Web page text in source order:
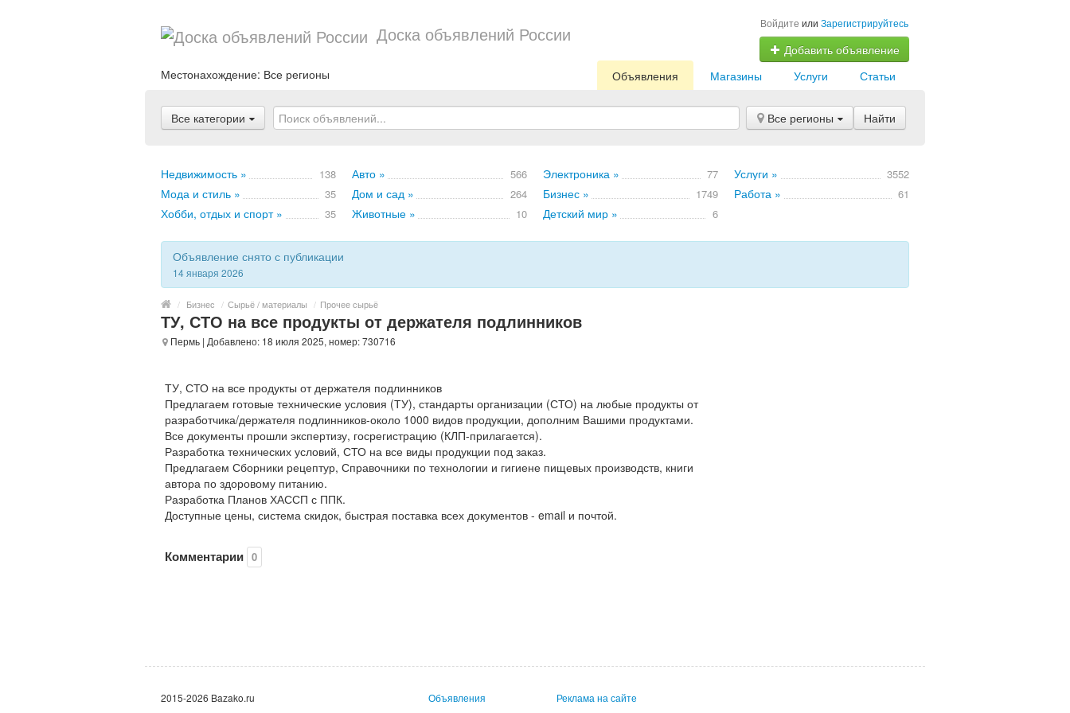
Доска объявлений России Войдите или Зарегистрируйтесь
Добавить объявление
Местонахождение: Все регионы Статьи
Услуги
Магазины
Объявления
Все категории Все регионы Найти
Недвижимость » 138 Авто » 566 Электроника » 77 Услуги » 3552
Мода и стиль » 35 Дом и сад » 264 Бизнес » 1749 Работа » 61
Хобби, отдых и спорт » 35 Животные » 10 Детский мир » 6
Объявление снято с публикации
14 января 2026
/ Бизнес / Сырьё / материалы / Прочее сырьё
ТУ, СТО на все продукты от держателя подлинников
Пермь | Добавлено: 18 июля 2025, номер: 730716
ТУ, СТО на все продукты от держателя подлинников
Предлагаем готовые технические условия (ТУ), стандарты организации (СТО) на любые продукты от
разработчика/держателя подлинников-около 1000 видов продукции, дополним Вашими продуктами.
Все документы прошли экспертизу, госрегистрацию (КЛП-прилагается).
Разработка технических условий, СТО на все виды продукции под заказ.
Предлагаем Сборники рецептур, Справочники по технологии и гигиене пищевых производств, книги
автора по здоровому питанию.
Разработка Планов ХАССП с ППК.
Доступные цены, система скидок, быстрая поставка всех документов - email и почтой.
Комментарии 0
2015-2026 Bazako.ru Объявления Реклама на сайте